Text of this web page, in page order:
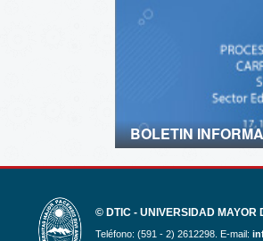
BOLETIN
© DTIC - UNIVERSIDAD MAYOR
Teléfono: (591 - 2) 2612298. E-mail: